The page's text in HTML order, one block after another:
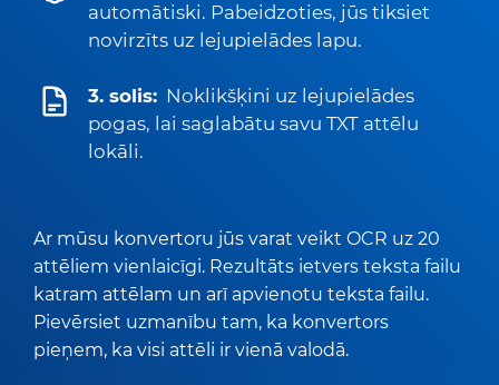
automātiski. Pabeidzoties, jūs tiksiet
novirzīts uz lejupielādes lapu.
3. solis: Noklikšķini uz lejupielādes
pogas, lai saglabātu savu TXT attēlu
lokāli.
Ar mūsu konvertoru jūs varat veikt OCR uz 20
attēliem vienlaicīgi. Rezultāts ietvers teksta failu
katram attēlam un arī apvienotu teksta failu.
Pievērsiet uzmanību tam, ka konvertors
pieņem, ka visi attēli ir vienā valodā.